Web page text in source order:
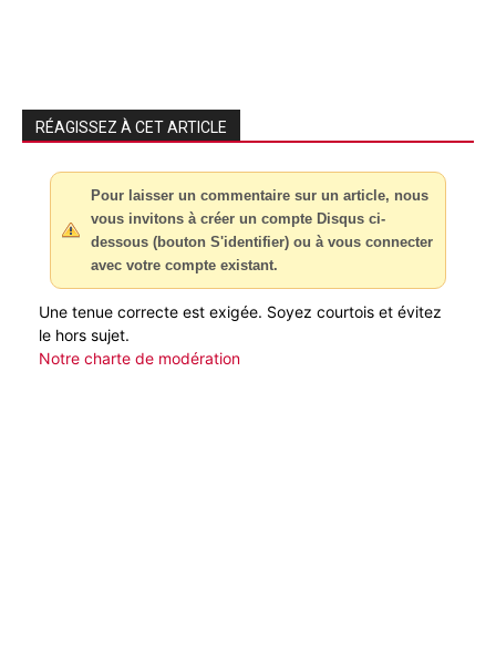
RÉAGISSEZ À CET ARTICLE
Pour laisser un commentaire sur un article, nous
vous invitons à créer un compte Disqus ci-
dessous (bouton S'identifier) ou à vous connecter
avec votre compte existant.
Une tenue correcte est exigée. Soyez courtois et évitez
le hors sujet.
Notre charte de modération